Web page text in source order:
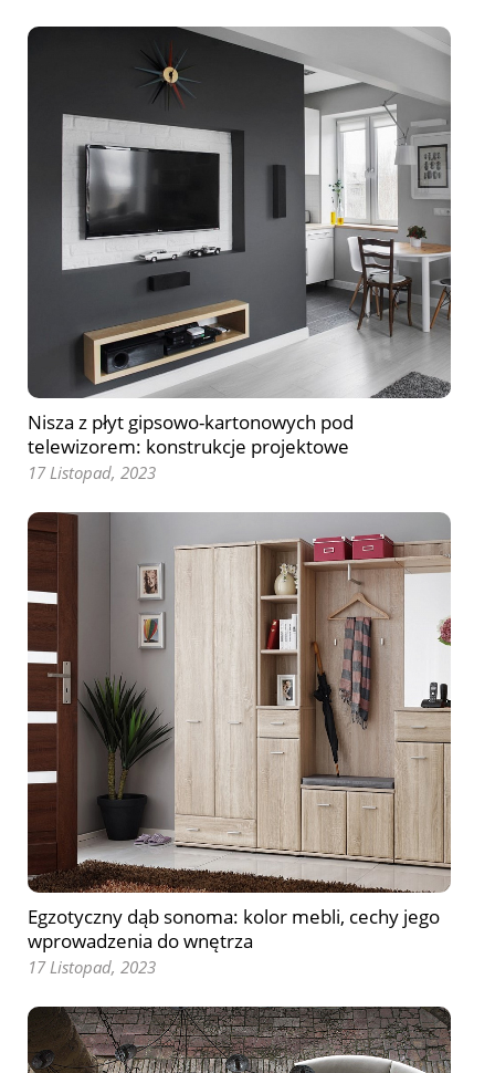
Nisza z płyt gipsowo-kartonowych pod
telewizorem: konstrukcje projektowe
17 Listopad, 2023
Egzotyczny dąb sonoma: kolor mebli, cechy jego
wprowadzenia do wnętrza
17 Listopad, 2023